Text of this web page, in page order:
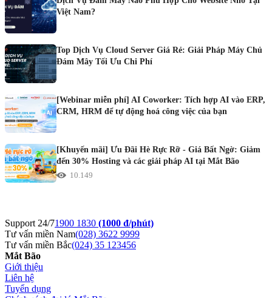
Việt Nam?
Top Dịch Vụ Cloud Server Giá Rẻ: Giải Pháp Máy Chủ
Đám Mây Tối Ưu Chi Phí
[Webinar miễn phí] AI Coworker: Tích hợp AI vào ERP,
CRM, HRM để tự động hoá công việc của bạn
[Khuyến mãi] Ưu Đãi Hè Rực Rỡ - Giá Bất Ngờ: Giảm
đến 30% Hosting và các giải pháp AI tại Mắt Bão
10.149
Support 24/71900 1830 (1000 đ/phút)
Tư vấn miền Nam(028) 3622 9999
Tư vấn miền Bắc(024) 35 123456
Mắt Bão
Giới thiệu
Liên hệ
Tuyển dụng